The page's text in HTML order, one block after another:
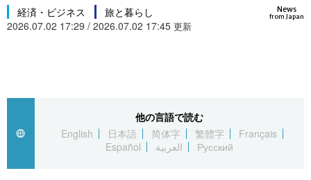
Русский
カテゴリー
国際
社会
アーカイブ
Japan Data
旅と暮らし
国際・海外
文化
科学・技術
暮らし
News
from Japan
経済・ビジネス
旅と暮らし
2026.07.02 17:29 / 2026.07.02 17:45 更新
他の言語で読む
English
日本語 简体字 繁體字
Français
Español
العربية Русский